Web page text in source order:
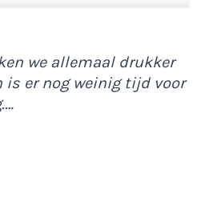
we allemaal drukker
is er nog weinig tijd voor